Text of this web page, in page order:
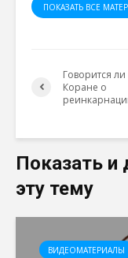
ПОКАЗАТЬ ВСЕ
Говорится ли
Коране о
Показать и
эту тему
ВИДЕОМАТЕРИАЛЫ